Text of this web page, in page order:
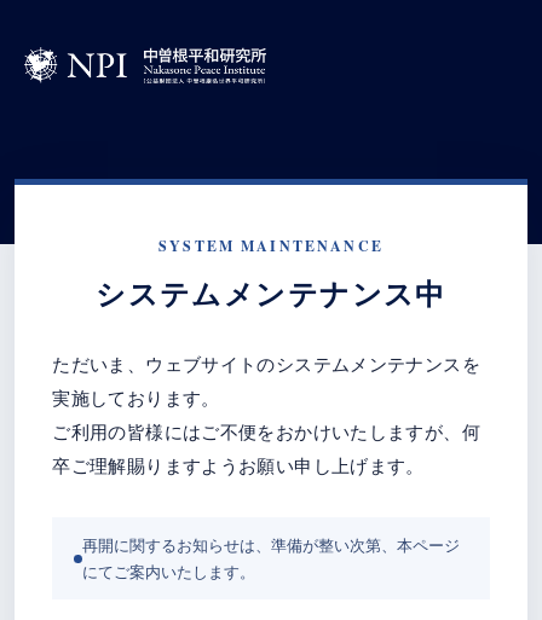
SYSTEM MAINTENANCE
システムメンテナンス中
ただいま、ウェブサイトのシステムメンテナンスを
実施しております。
ご利用の皆様にはご不便をおかけいたしますが、何
卒ご理解賜りますようお願い申し上げます。
再開に関するお知らせは、準備が整い次第、本ページ
にてご案内いたします。